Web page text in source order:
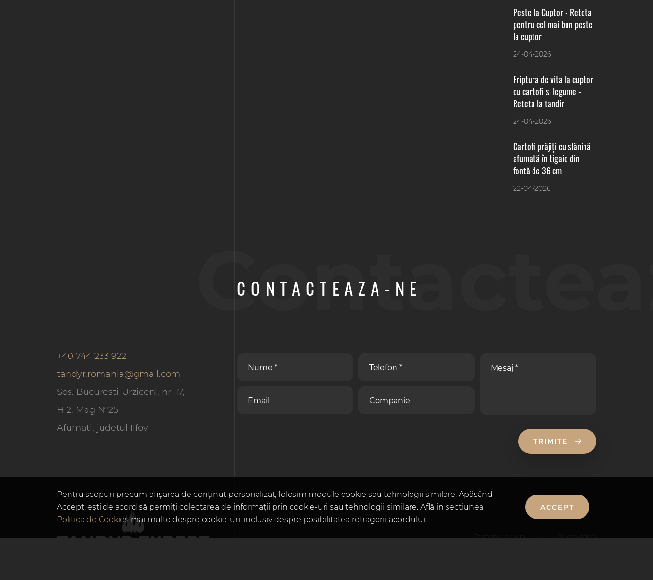
Peste la Cuptor - Reteta
pentru cel mai bun peste
la cuptor
24-04-2026
Friptura de vita la cuptor
cu cartofi si legume -
Reteta la tandir
24-04-2026
Cartofi prăjiți cu slănină
afumată în tigaie din
fontă de 36 cm
22-04-2026
CONTACTEAZA-NE
+40 744 233 922
tandyr.romania@gmail.com
Sos. Bucuresti-Urziceni, nr. 17,
H 2. Mag №25
Afumati, judetul Ilfov
TRIMITE
TANDYR EXPERT Termeni si conditii | Privacy policy
Pentru scopuri precum afișarea de conținut personalizat, folosim module cookie sau tehnologii similare. Apăsând
Accept, ești de acord să permiți colectarea de informații prin cookie-uri sau tehnologii similare. Află in sectiunea
Politica de Cookiesmai multe despre cookie-uri, inclusiv despre posibilitatea retragerii acordului.
ACCEPT